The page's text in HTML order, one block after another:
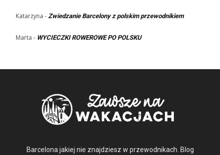
Katarzyna - Zwiedzanie Barcelony z polskim przewodnikiem
Marta - WYCIECZKI ROWEROWE PO POLSKU
Barcelona jakiej nie znajdziesz w przewodnikach. Blog